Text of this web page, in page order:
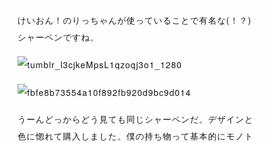
けいおん！のりっちゃんが使っていることで有名な(！？)
シャーペンですね。
うーんどっからどう見ても同じシャーペンだ。デザインと
色に惚れて購入しました。僕の持ち物って基本的にモノト